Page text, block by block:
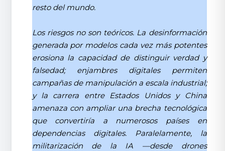
resto del mundo.
Los riesgos no son teóricos. La desinformación
generada por modelos cada vez más potentes
erosiona la capacidad de distinguir verdad y
falsedad; enjambres digitales permiten
campañas de manipulación a escala industrial;
y la carrera entre Estados Unidos y China
amenaza con ampliar una brecha tecnológica
que convertiría a numerosos países en
dependencias digitales. Paralelamente, la
militarización de la IA —desde drones